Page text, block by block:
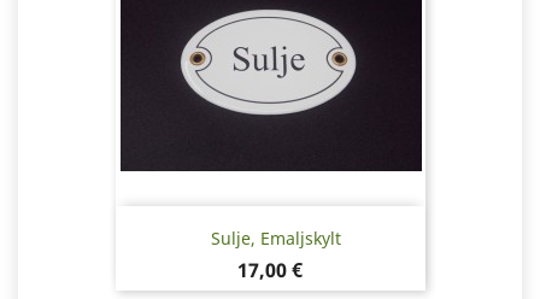
Sulje, Emaljskylt
Pris
17,00 €